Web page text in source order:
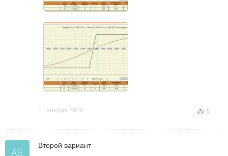
11 ноября 2020 5
Второй вариант